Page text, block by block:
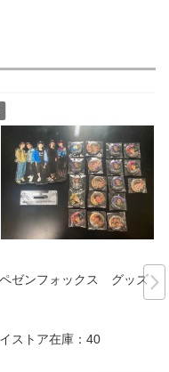
ゼンフォックス グッズ
ストア在庫： 40